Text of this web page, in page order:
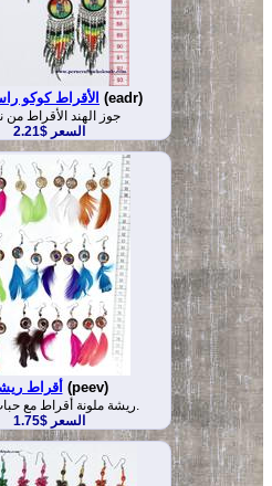
الأقراط كوكو (eadr)
جوز الهند الأقراط من
السعر $2.21
أقراط (peev)
ريشة ملونة أقراط مع حبات جوز الهند.
السعر $1.75